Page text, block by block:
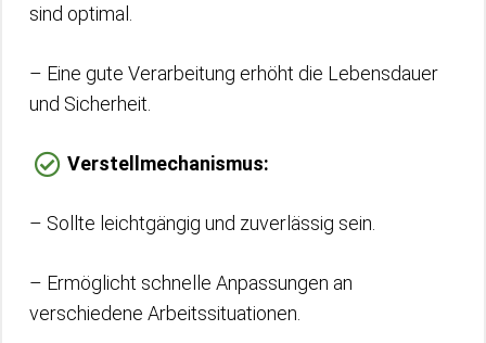
sind optimal.
– Eine gute Verarbeitung erhöht die Lebensdauer
und Sicherheit.
Verstellmechanismus:
– Sollte leichtgängig und zuverlässig sein.
– Ermöglicht schnelle Anpassungen an
verschiedene Arbeitssituationen.